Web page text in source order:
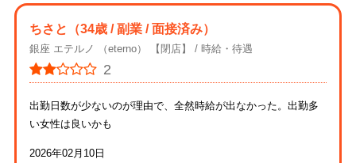
ちさと （34歳 / 副業 / 面接済み）
銀座 エテルノ （eterno） 【閉店】 時給・待遇
2
出勤日数が少ないのが理由で、全然時給が出なかった。出勤多
い女性は良いかも
2026年02月10日